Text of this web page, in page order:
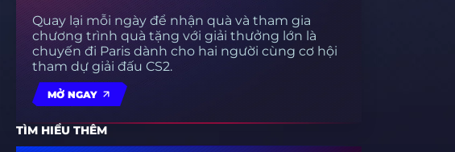
Quay lại mỗi ngày để nhận quà và tham gia
chương trình quà tặng với giải thưởng lớn là
chuyến đi Paris dành cho hai người cùng cơ hội
tham dự giải đấu CS2.
MỞ NGAY
TÌM HIỂU THÊM